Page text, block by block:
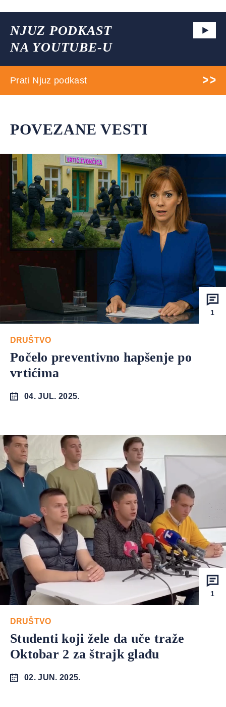
NJUZ PODKAST
NA YOUTUBE-U
Prati Njuz podkast
POVEZANE VESTI
1
DRUŠTVO
Počelo preventivno hapšenje po
vrtićima
04. JUL. 2025.
1
DRUŠTVO
Studenti koji žele da uče traže
Oktobar 2 za štrajk glađu
02. JUN. 2025.